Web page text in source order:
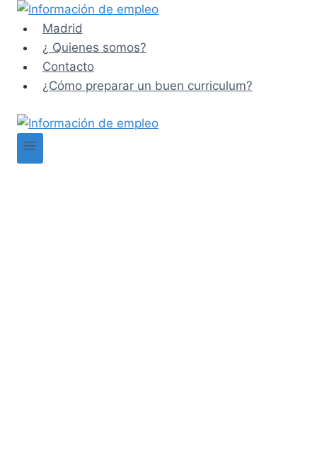
Saltar
contenido
Madrid
¿ Quienes somos?
Contacto
¿Cómo preparar un buen curriculum?